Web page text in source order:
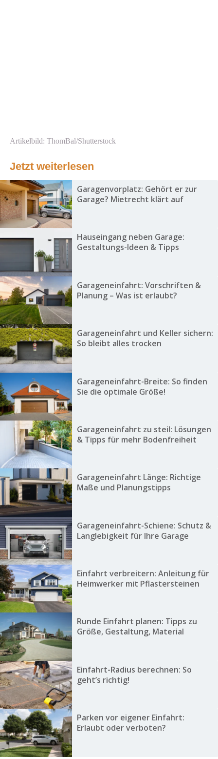
Artikelbild: ThomBal/Shutterstock
Jetzt weiterlesen
Garagenvorplatz: Gehört er zur
Garage? Mietrecht klärt auf
Hauseingang neben Garage:
Gestaltungs-Ideen & Tipps
Garageneinfahrt: Vorschriften &
Planung – Was ist erlaubt?
Garageneinfahrt und Keller sichern:
So bleibt alles trocken
Garageneinfahrt-Breite: So finden
Sie die optimale Größe!
Garageneinfahrt zu steil: Lösungen
& Tipps für mehr Bodenfreiheit
Garageneinfahrt Länge: Richtige
Maße und Planungstipps
Garageneinfahrt-Schiene: Schutz &
Langlebigkeit für Ihre Garage
Einfahrt verbreitern: Anleitung für
Heimwerker mit Pflastersteinen
Runde Einfahrt planen: Tipps zu
Größe, Gestaltung, Material
Einfahrt-Radius berechnen: So
geht’s richtig!
Parken vor eigener Einfahrt:
Erlaubt oder verboten?